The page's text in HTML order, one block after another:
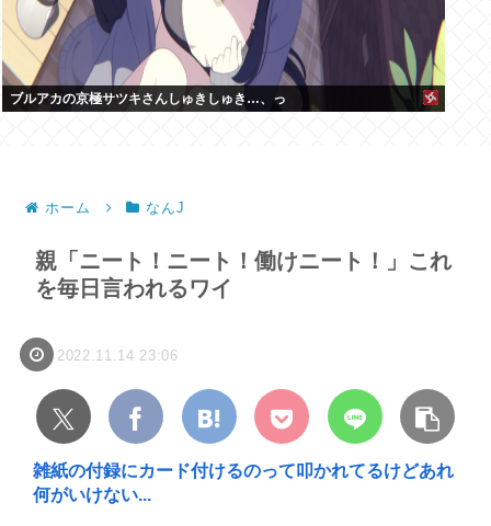
ブルアカの京極サツキさんしゅきしゅき…、っ
ホーム なんJ
親「ニート！ニート！働けニート！」これ
を毎日言われるワイ
2022.11.14 23:06
雑紙の付録にカード付けるのって叩かれてるけどあれ
何がいけない...